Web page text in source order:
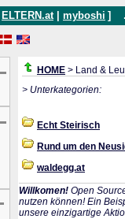
ELTERN.at myboshi ]
HOME > Land &
> Unterkategorien:
Echt Steirisch
Rund um den
waldegg.at
Willkomen! Open
nutzen können! Ein
unsere einzigartige